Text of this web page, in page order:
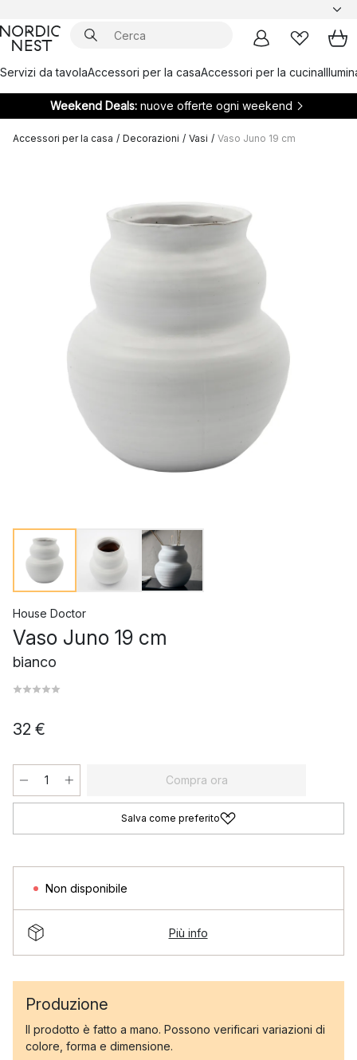
Servizi da tavolaAccessori per la casaAccessori per la cucina
Weekend Deals: nuove offerte ogni weekend
Accessori per la casa / Decorazioni / Vasi / Vaso Juno 19 cm
House Doctor
Vaso Juno 19 cm
bianco
32 €
Compra ora
Salva come preferito
Non disponibile
Più info
Produzione
Il prodotto è fatto a mano. Possono verificari variazioni di
colore, forma e dimensione.